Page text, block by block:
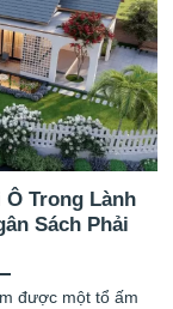
Trong Lành
Sách Phải
được một tổ ấm